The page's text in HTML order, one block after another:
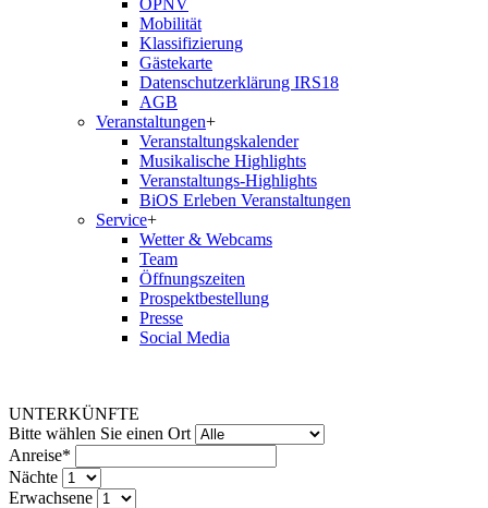
ÖPNV
Mobilität
Klassifizierung
Gästekarte
Datenschutzerklärung IRS18
AGB
Veranstaltungen+
Veranstaltungskalender
Musikalische Highlights
Veranstaltungs-Highlights
BiOS Erleben Veranstaltungen
Service+
Wetter & Webcams
Team
Öffnungszeiten
Prospektbestellung
Presse
Social Media
UNTERKÜNFTE
Bitte wählen Sie einen Ort
Anreise*
Nächte
Erwachsene